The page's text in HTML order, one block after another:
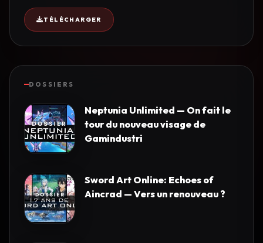
TÉLÉCHARGER
DOSSIERS
Neptunia Unlimited — On fait le
tour du nouveau visage de
Gamindustri
Sword Art Online: Echoes of
Aincrad — Vers un renouveau ?